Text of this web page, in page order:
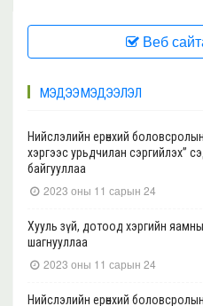
Веб
МЭДЭЭ МЭДЭЭЛЭЛ
Нийслэлийн ерөнхий
хэргээс урьдчилан сэргийлэх”
байгууллаа
2023 оны 11 сарын 24
Хууль зүй, дотоод хэргийн
шагнууллаа
2023 оны 11 сарын 24
Нийслэлийн ерөнхий